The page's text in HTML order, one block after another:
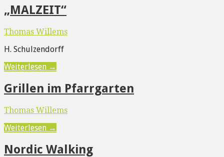
„MALZEIT“
Thomas Willems
H. Schulzendorff
Weiterlesen →
Grillen im Pfarrgarten
Thomas Willems
Weiterlesen →
Nordic Walking